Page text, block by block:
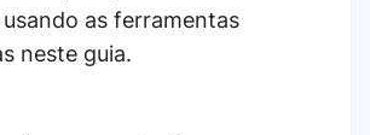
usando as ferramentas
neste guia.